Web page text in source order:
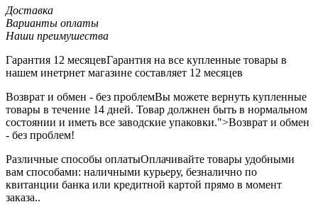
Доставка
Варианты оплаты
Наши преимушества
Гарантия 12 месяцевГарантия на все купленные товары в
нашем инетрнет магазине составляет 12 месяцев
Возврат и обмен - без проблемВы можете вернуть купленные
товары в течение 14 дней. Товар должнен быть в нормальном
состоянии и иметь все заводские упаковки.">Возврат и обмен
- без проблем!
Различные способы оплатыОплачивайте товары удобными
вам способами: наличными курьеру, безналично по
квитанции банка или кредитной картой прямо в момент
заказа..